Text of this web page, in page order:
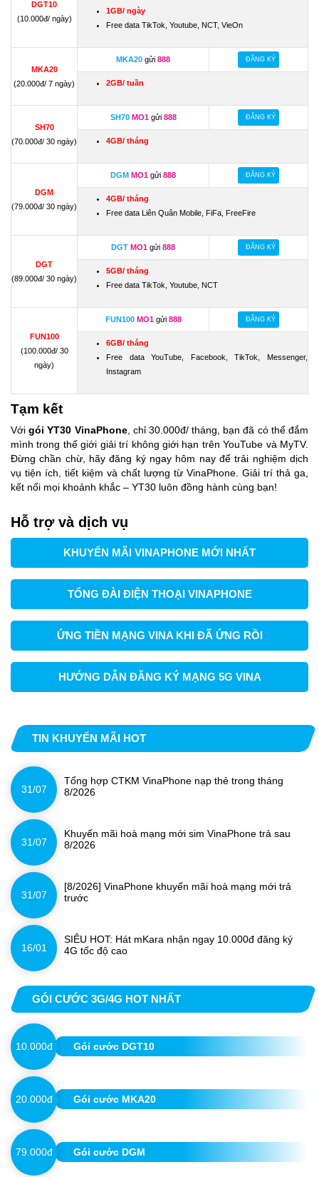
DGT10
(10.000đ/ ngày)
1GB/ ngày
Free data TikTok, Youtube, NCT, VieOn
MKA20
(20.000đ/ 7 ngày)
MKA20 gửi 888 ĐĂNG KÝ
2GB/ tuần
SH70
(70.000đ/ 30 ngày)
SH70 MO1 gửi 888 ĐĂNG KÝ
4GB/ tháng
DGM
(79.000đ/ 30 ngày)
DGM MO1 gửi 888 ĐĂNG KÝ
4GB/ tháng
Free data Liên Quân Mobile, FiFa, FreeFire
DGT
(89.000đ/ 30 ngày)
DGT MO1 gửi 888 ĐĂNG KÝ
5GB/ tháng
Free data TikTok, Youtube, NCT
FUN100
(100.000đ/ 30
ngày)
FUN100 MO1 gửi 888 ĐĂNG KÝ
6GB/ tháng
Free data YouTube, Facebook, TikTok, Messenger,
Instagram
Tạm kết
Vớigói YT30 VinaPhone, chỉ 30.000đ/ tháng, bạn đã có thể đắm
mình trong thế giới giải trí không giới hạn trên YouTube và MyTV.
Đừng chần chừ, hãy đăng ký ngay hôm nay để trải nghiệm dịch
vụ tiện ích, tiết kiệm và chất lượng từ VinaPhone. Giải trí thả ga,
kết nối mọi khoảnh khắc – YT30 luôn đồng hành cùng bạn!
Hỗ trợ và dịch vụ
KHUYẾN MÃI VINAPHONE MỚI NHẤT
TỔNG ĐÀI ĐIỆN THOẠI VINAPHONE
ỨNG TIỀN MẠNG VINA KHI ĐÃ ỨNG RỒI
HƯỚNG DẪN ĐĂNG KÝ MẠNG 5G VINA
TIN KHUYẾN MÃI HOT
31/07
Tổng hợp CTKM VinaPhone nạp thẻ trong tháng
8/2026
31/07
Khuyến mãi hoà mạng mới sim VinaPhone trả sau
8/2026
31/07
[8/2026] VinaPhone khuyến mãi hoà mạng mới trả
trước
16/01
SIÊU HOT: Hát mKara nhận ngay 10.000đ đăng ký
4G tốc độ cao
GÓI CƯỚC 3G/4G HOT NHẤT
10.000đ Gói cước DGT10
20.000đ Gói cước MKA20
79.000đ Gói cước DGM